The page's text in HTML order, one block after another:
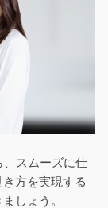
、スムーズに仕
方を実現する
しょう。